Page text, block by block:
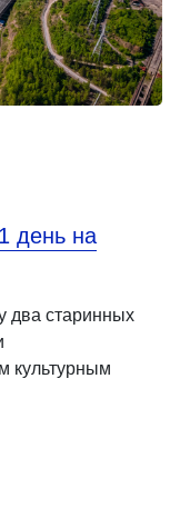
день на
два старинных
культурным